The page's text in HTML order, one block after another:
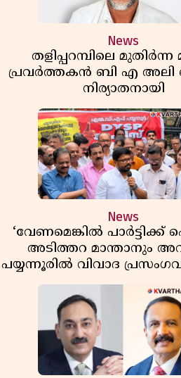
News
തളിപ്പറമ്പിലെ മുതിർന്ന
പ്രവർത്തകൻ ബി എ അലി
നിര്യാതനായി
News
‘വേണമെങ്കിൽ പാർട്ടിക്ക്
അടിത്തറ മാന്താനും
പയ്യന്നൂരിൽ വിവാദ
കെ രാഗേഷ്